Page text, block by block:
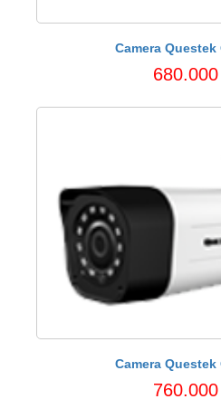
Camera Questek
Camera Questek